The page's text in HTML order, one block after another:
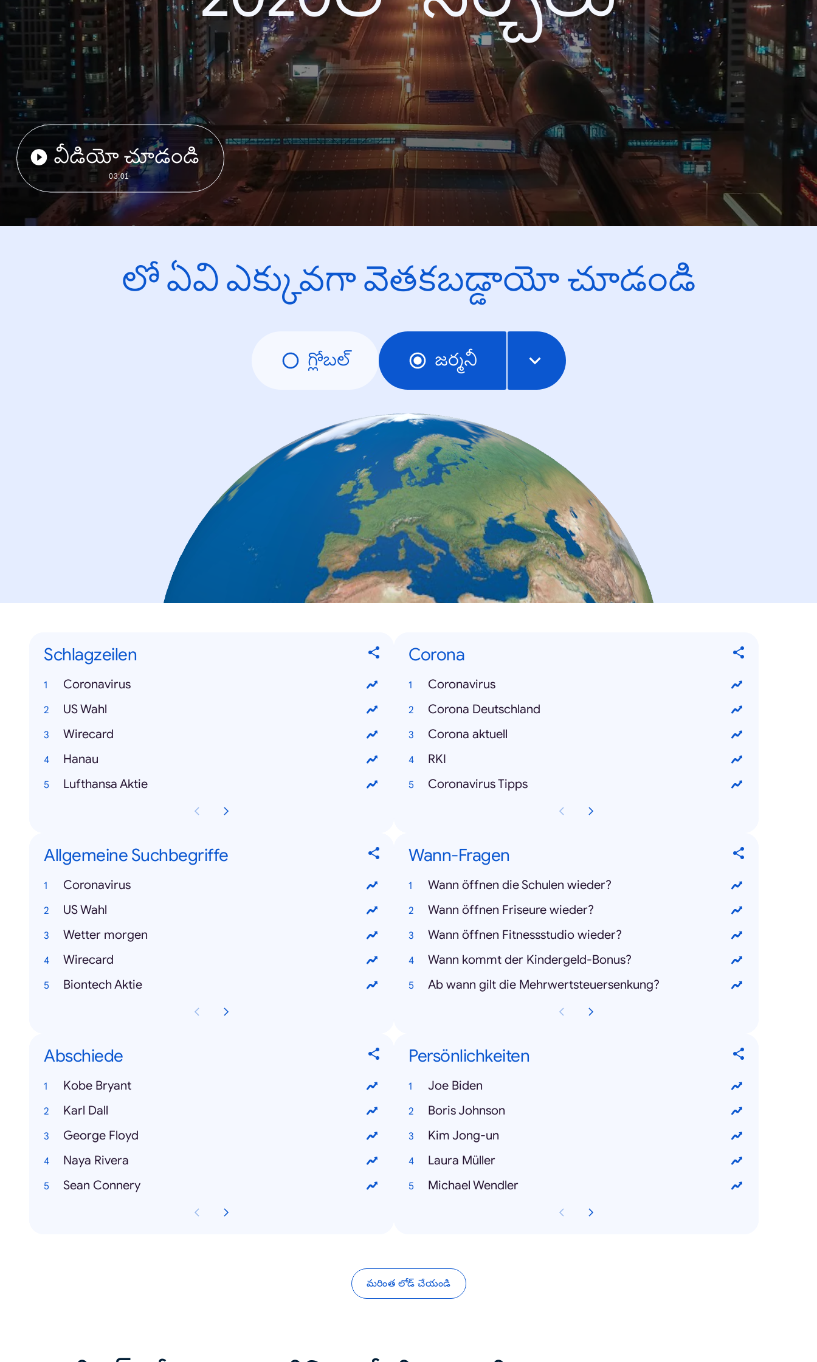
వీడియో చూడండి
03:01
లో ఏవి ఎక్కువగా వెతకబడ్డాయో చూడండి
గ్లోబల్ జర్మనీ
Schlagzeilen
Coronavirus
US Wahl
Wirecard
Hanau
Lufthansa Aktie
Corona
Coronavirus
Corona Deutschland
Corona aktuell
RKI
Coronavirus Tipps
Allgemeine Suchbegriffe
Coronavirus
US Wahl
Wetter morgen
Wirecard
Biontech Aktie
Wann-Fragen
Wann öffnen die Schulen wieder?
Wann öffnen Friseure wieder?
Wann öffnen Fitnessstudio wieder?
Wann kommt der Kindergeld-Bonus?
Ab wann gilt die Mehrwertsteuersenkung?
Abschiede
Kobe Bryant
Karl Dall
George Floyd
Naya Rivera
Sean Connery
Persönlichkeiten
Joe Biden
Boris Johnson
Kim Jong-un
Laura Müller
Michael Wendler
మరింత లోడ్ చేయండి